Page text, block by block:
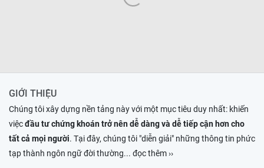
GIỚI THIỆU
Chúng tôi xây dựng nền tảng này với một mục tiêu duy nhất: khiến
việcđầu tư chứng khoán trở nên dễ dàng và dễ tiếp cận hơn cho
tất cả mọi người. Tại đây, chúng tôi "diễn giải" những thông tin phức
tạp thành ngôn ngữ đời thường... đọc thêm ››